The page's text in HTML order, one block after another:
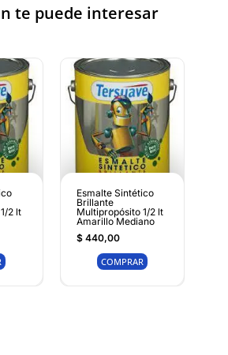
te puede interesar
2 lt
Esmalte Sintético
Brillante
Multipropósito 1/2 lt
Amarillo Mediano
$440,00
COMPRAR